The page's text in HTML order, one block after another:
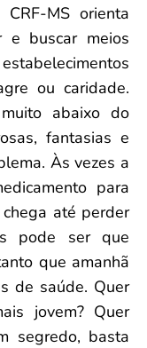
MS orienta
e buscar meios
ou caridade.
abaixo do
fantasias e
Às vezes a
para
até perder
pode ser que
que amanhã
de saúde. Quer
jovem? Quer
segredo, basta